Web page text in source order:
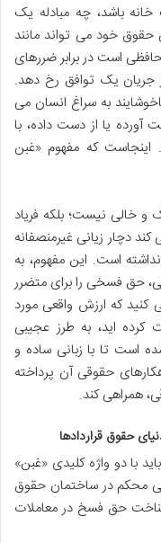
باشد، چه مبادله یک
خود می تواند مانند
است در برابر ضررهای
جریان یک توافق رخ دهد.
به سراغ انسان می
آورده یا از دست داده، با
اینجاست که مفهوم «غبن
خالی نیست؛ بلکه فریاد
دچار زیانی غیرمنصفانه
است. این مفهوم، به
حق فسخی را برای متضرر
که ارزش واقعی مورد
کرده اید، به طرز عجیبی
است تا با زبانی ساده و
حقوقی آن پرداخته
همراهی کند.
حقوق قراردادها
با دو واژه کلیدی «غبن»
محکم در ساختمان حقوق
شناخت حق فسخ در معاملات